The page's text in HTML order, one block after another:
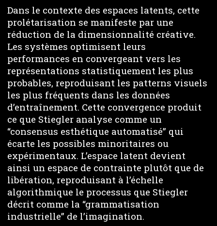
Dans le contexte des espaces latents, cette
prolétarisation se manifeste par une
réduction de la dimensionnalité créative.
Les systèmes optimisent leurs
performances en convergeant vers les
représentations statistiquement les plus
probables, reproduisant les patterns visuels
les plus fréquents dans les données
d’entraînement. Cette convergence produit
ce que Stiegler analyse comme un
“consensus esthétique automatisé” qui
écarte les possibles minoritaires ou
expérimentaux. L’espace latent devient
ainsi un espace de contrainte plutôt que de
libération, reproduisant à l’échelle
algorithmique le processus que Stiegler
décrit comme la “grammatisation
industrielle” de l’imagination.